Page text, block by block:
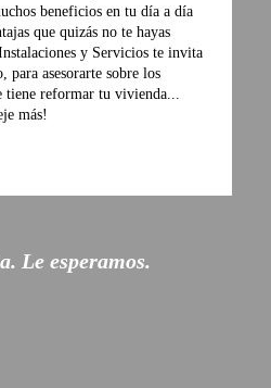
beneficios en tu día a día
que quizás no te hayas
y Servicios te invita
para asesorarte sobre los
reformar tu vivienda...
más!
Le esperamos.